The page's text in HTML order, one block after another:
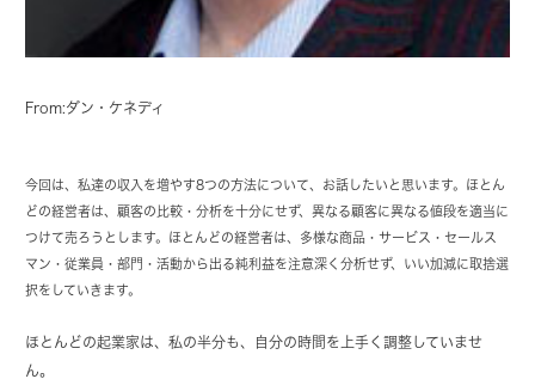
From:ダン・ケネディ
今回は、私達の収入を増やす8つの方法について、お話したいと思います。ほとん
どの経営者は、顧客の比較・分析を十分にせず、異なる顧客に異なる値段を適当に
つけて売ろうとします。ほとんどの経営者は、多様な商品・サービス・セールス
マン・従業員・部門・活動から出る純利益を注意深く分析せず、いい加減に取捨選
択をしていきます。
ほとんどの起業家は、私の半分も、自分の時間を上手く調整していませ
ん。